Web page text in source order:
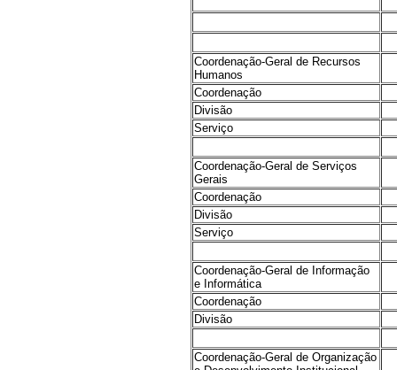
Coordenação-Geral de Recursos
Humanos
Coordenação
Divisão
Serviço
Coordenação-Geral de Serviços
Gerais
Coordenação
Divisão
Serviço
Coordenação-Geral de Informação
e Informática
Coordenação
Divisão
Coordenação-Geral de Organização